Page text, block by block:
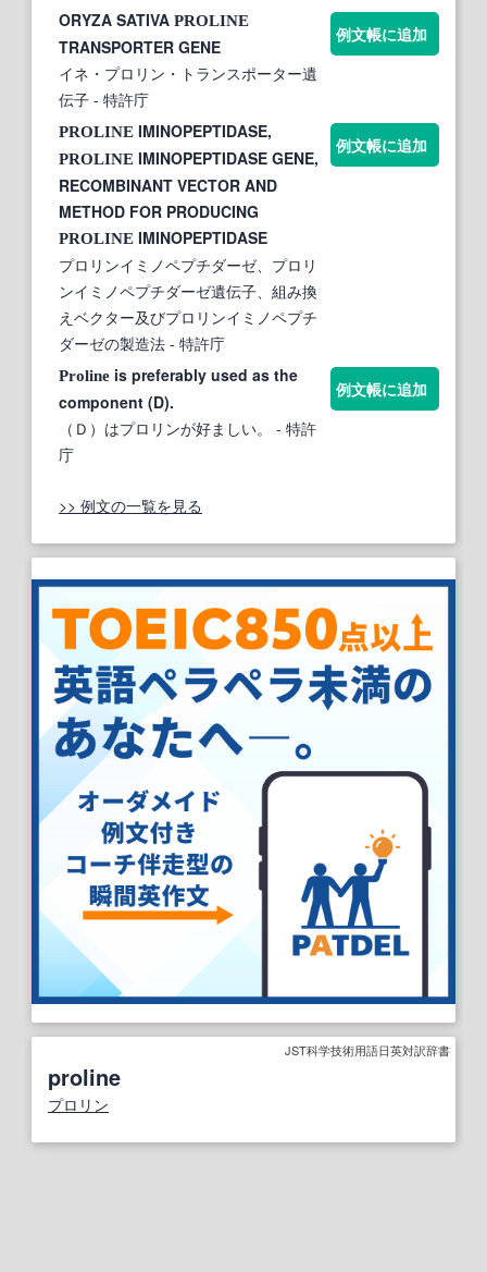
ORYZA SATIVA PROLINE
TRANSPORTER GENE
イネ・プロリン・トランスポーター遺
伝子 - 特許庁
例文帳に追加
PROLINE IMINOPEPTIDASE,
PROLINE IMINOPEPTIDASE GENE,
RECOMBINANT VECTOR AND
METHOD FOR PRODUCING
PROLINE IMINOPEPTIDASE
プロリンイミノペプチダーゼ、プロリ
ンイミノペプチダーゼ遺伝子、組み換
えベクター及びプロリンイミノペプチ
ダーゼの製造法 - 特許庁
例文帳に追加
Proline is preferably used as the
component (D).
（Ｄ）はプロリンが好ましい。
- 特許
庁
例文帳に追加
>> 例文の一覧を見る
JST科学技術用語日英対訳辞書
proline
プロリン